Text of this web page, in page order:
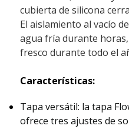
cubierta de silicona
El aislamiento al vacío
agua fría durante
fresco durante todo el
Características:
Tapa versátil: la tapa
ofrece tres ajustes de